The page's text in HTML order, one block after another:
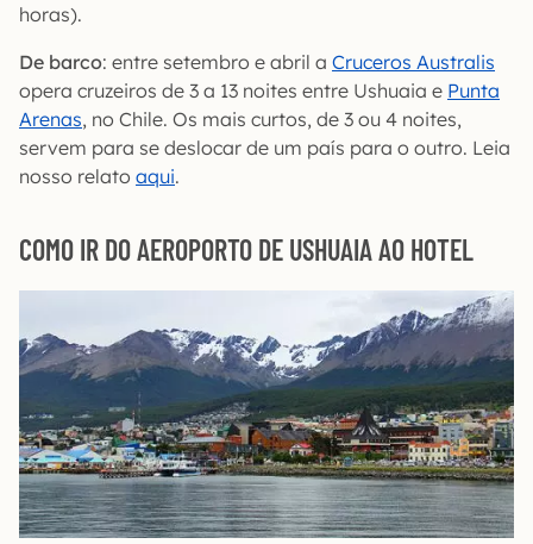
horas).
De barco: entre setembro e abril a Cruceros Australis
opera cruzeiros de 3 a 13 noites entre Ushuaia e Punta
Arenas, no Chile. Os mais curtos, de 3 ou 4 noites,
servem para se deslocar de um país para o outro. Leia
nosso relato aqui.
COMO IR DO AEROPORTO DE USHUAIA AO HOTEL